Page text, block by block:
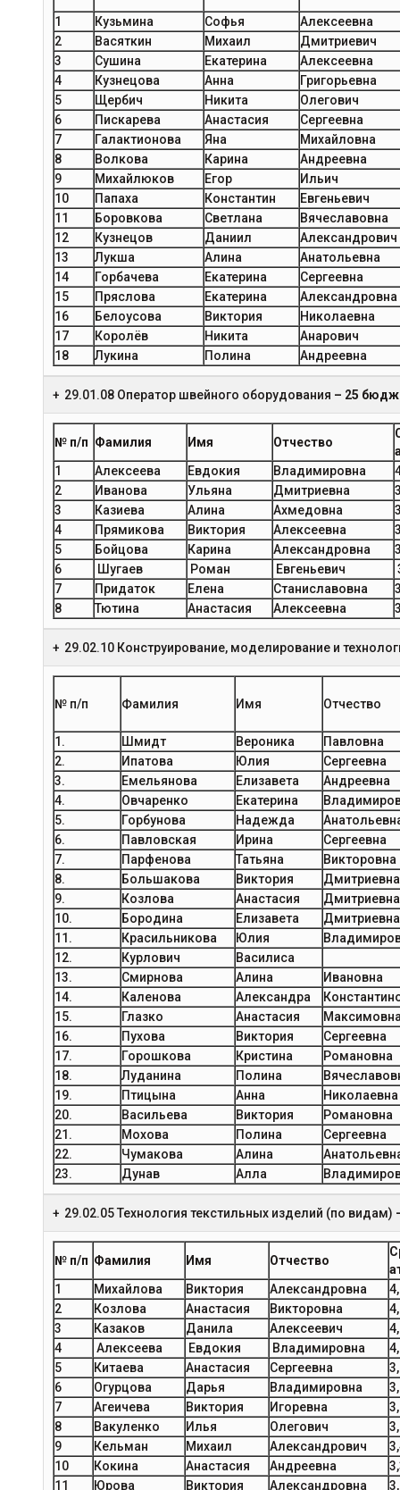
1 Кузьмина Софья
Алексеевна
2
Васяткин Михаил
Дмитриевич
3
Сушина Екатерина
Алексеевна
4
Кузнецова Анна
Григорьевна
5
Щербич Никита
Олегович
6
Пискарева Анастасия
Сергеевна
7
Галактионова Яна
Михайловна
8
Волкова Карина
Андреевна
9
Михайлюков Егор
Ильич
10
Папаха Константин
Евгеньевич
11
Боровкова Светлана
Вячеславовна
12
Кузнецов Даниил
Александрович
13
Лукша Алина
Анатольевна
14
Горбачева Екатерина
Сергеевна
15
Пряслова Екатерина
Александровна
16
Белоусова Виктория
Николаевна
17
Королёв Никита
Анарович
18
Лукина Полина Андреевна
29.01.08 Оператор швейного оборудования – 25
№ п/п Фамилия Имя Отчество
1
Алексеева Евдокия Владимировна
2
Иванова Ульяна Дмитриевна
3
Казиева Алина Ахмедовна
4
Прямикова Виктория Алексеевна
5
Бойцова Карина Александровна
6
Шугаев Роман Евгеньевич
7
Придаток Елена Станиславовна
8
Тютина Анастасия Алексеевна
29.02.10 Конструирование, моделирование и
№ п/п Фамилия Имя Отчество
1. Шмидт Вероника
Павловна
2.
Ипатова Юлия
Сергеевна
3.
Емельянова Елизавета
Андреевна
4.
Овчаренко Екатерина
5.
Горбунова Надежда
6.
Павловская Ирина
Сергеевна
7.
Парфенова Татьяна
Викторовна
8.
Большакова Виктория
Дмитриевна
9.
Козлова Анастасия
Дмитриевна
10.
Бородина Елизавета
Дмитриевна
11.
Красильникова Юлия
12.
Курлович
Василиса
13.
Смирнова Алина
Ивановна
14.
Каленова Александра
15.
Глазко Анастасия
16.
Пухова Виктория
Сергеевна
17.
Горошкова Кристина
Романовна
18.
Луданина Полина
19.
Птицына Анна
Николаевна
20.
Васильева Виктория
Романовна
21.
Мохова Полина
Сергеевна
22.
Чумакова Алина
23.
Дунав Алла
29.02.05 Технология текстильных изделий (по видам)
№ п/п Фамилия Имя Отчество
1
Михайлова Виктория Александровна
2
Козлова Анастасия Викторовна
3
Казаков Данила Алексеевич
4
Алексеева Евдокия Владимировна
5
Китаева Анастасия Сергеевна
6
Огурцова Дарья Владимировна
7
Агеичева Виктория Игоревна
8
Вакуленко Илья Олегович
9
Кельман Михаил Александрович
10
Кокина Анастасия Андреевна
11
Юрова Виктория Александровна